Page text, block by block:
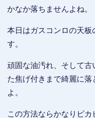
かなか落ちませんよね。
本日はガスコンロの天板
す。
頑固な油汚れ、そして古
た焦げ付きまで綺麗に
よ。
この方法ならかなりピカ